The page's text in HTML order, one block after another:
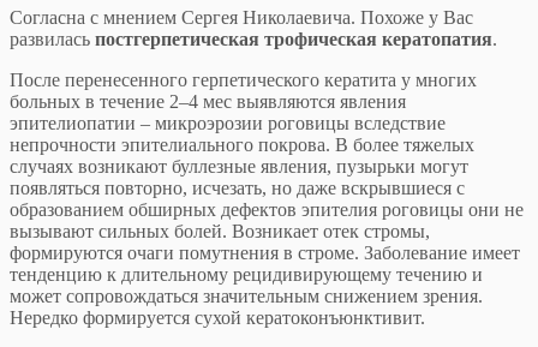
Согласна с мнением Сергея Николаевича. Похоже у Вас
развилась постгерпетическая трофическая кератопатия.
После перенесенного герпетического кератита у многих
больных в течение 2–4 мес выявляются явления
эпителиопатии – микроэрозии роговицы вследствие
непрочности эпителиального покрова. В более тяжелых
случаях возникают буллезные явления, пузырьки могут
появляться повторно, исчезать, но даже вскрывшиеся с
образованием обширных дефектов эпителия роговицы они не
вызывают сильных болей. Возникает отек стромы,
формируются очаги помутнения в строме. Заболевание имеет
тенденцию к длительному рецидивирующему течению и
может сопровождаться значительным снижением зрения.
Нередко формируется сухой кератоконъюнктивит.